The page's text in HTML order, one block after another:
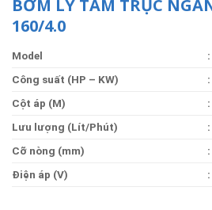
BƠM LY TÂM TRỤC
160/4.0
Model
Công suất (HP – KW)
Cột áp (M)
Lưu lượng (Lít/Phút)
Cỡ nòng (mm)
Điện áp (V)